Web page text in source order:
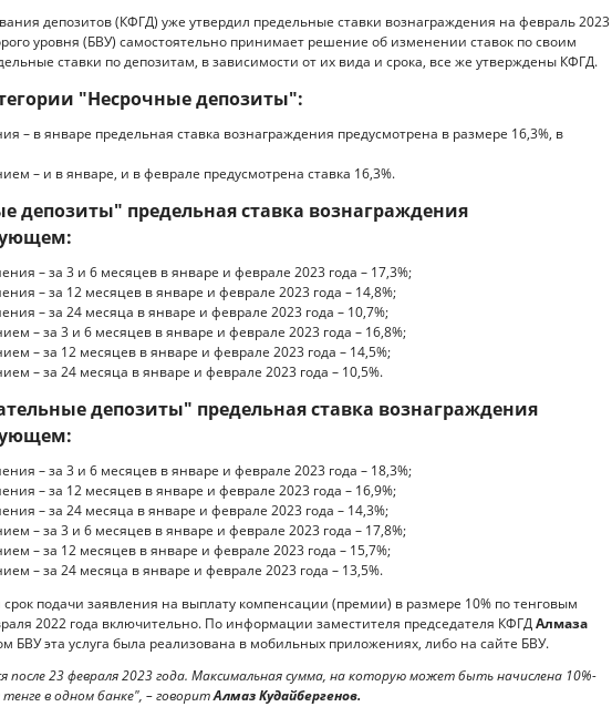
депозитов (КФГД) уже утвердил предельные ставки вознаграждения на февраль 2023
уровня (БВУ) самостоятельно принимает решение об изменении ставок по своим
ставки по депозитам, в зависимости от их вида и срока, все же утверждены КФГД.
"Несрочные депозиты":
– в январе предельная ставка вознаграждения предусмотрена в размере 16,3%, в
– и в январе, и в феврале предусмотрена ставка 16,3%.
депозиты" предельная ставка вознаграждения
– за 3 и 6 месяцев в январе и феврале 2023 года – 17,3%;
– за 12 месяцев в январе и феврале 2023 года – 14,8%;
– за 24 месяца в январе и феврале 2023 года – 10,7%;
– за 3 и 6 месяцев в январе и феврале 2023 года – 16,8%;
– за 12 месяцев в январе и феврале 2023 года – 14,5%;
– за 24 месяца в январе и феврале 2023 года – 10,5%.
депозиты" предельная ставка вознаграждения
– за 3 и 6 месяцев в январе и феврале 2023 года – 18,3%;
– за 12 месяцев в январе и феврале 2023 года – 16,9%;
– за 24 месяца в январе и феврале 2023 года – 14,3%;
– за 3 и 6 месяцев в январе и феврале 2023 года – 17,8%;
– за 12 месяцев в январе и феврале 2023 года – 15,7%;
– за 24 месяца в январе и феврале 2023 года – 13,5%.
подачи заявления на выплату компенсации (премии) в размере 10% по тенговым
2022 года включительно. По информации заместителя председателя КФГДАлмаза
БВУ эта услуга была реализована в мобильных приложениях, либо на сайте БВУ.
23 февраля 2023 года. Максимальная сумма, на которую может быть начислена 10%-
в одном банке", – говоритАлмаз Кудайбергенов.